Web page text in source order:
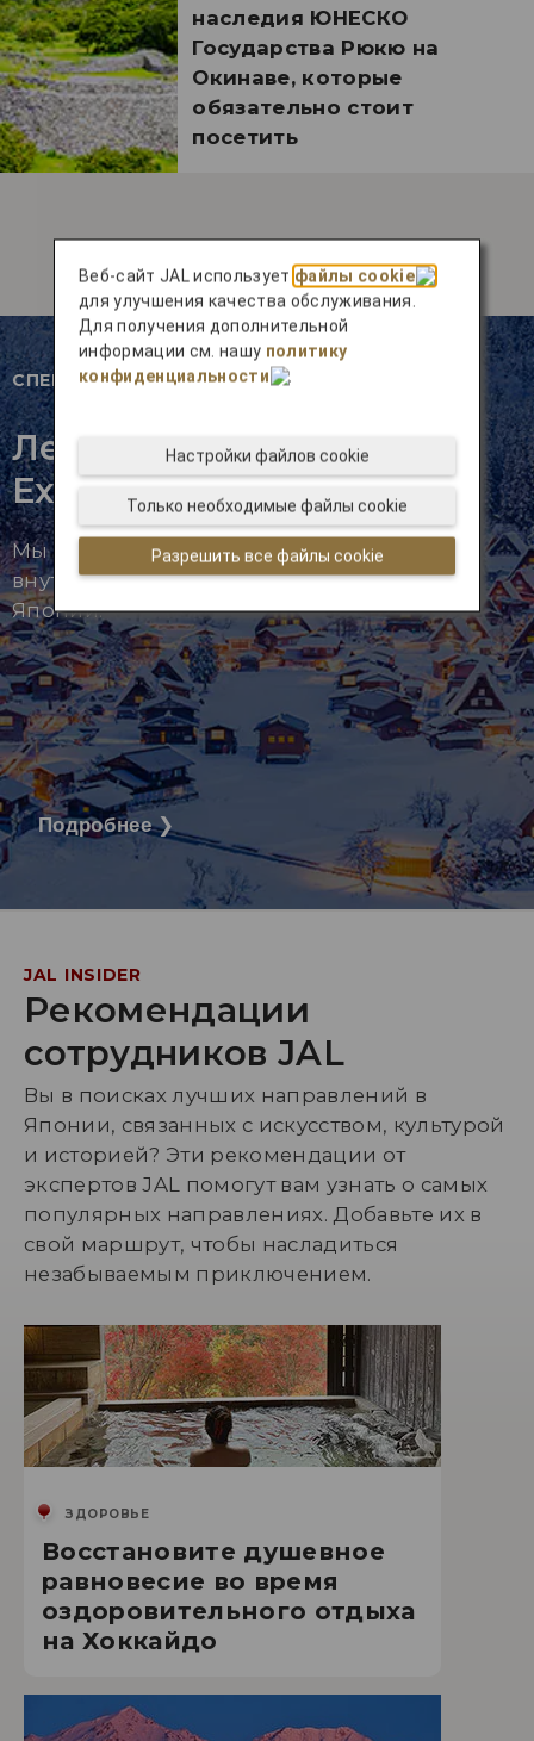
наследия ЮНЕСКО
Государства Рюкю на
Окинаве, которые
обязательно стоит
посетить
СПЕЦИАЛЬНОЕ ПРЕДЛОЖЕНИЕ
Летайте с JAL Japan
Explorer Pass
Мы предлагаем специальные тарифы на
внутренние рейсы более чем в 30 городов
Японии.
Подробнее❯
JAL INSIDER
Рекомендации
сотрудников JAL
Вы в поисках лучших направлений в
Японии, связанных с искусством, культурой
и историей? Эти рекомендации от
экспертов JAL помогут вам узнать о самых
популярных направлениях. Добавьте их в
свой маршрут, чтобы насладиться
незабываемым приключением.
ЗДОРОВЬЕ
Восстановите душевное
равновесие во время
оздоровительного отдыха
на Хоккайдо
Веб-сайт JAL использует файлы cookie
для улучшения качества обслуживания.
Для получения дополнительной
информации см. нашу политику
конфиденциальности
.
Разрешить все файлы cookie
Только необходимые файлы cookie
Настройки файлов cookie